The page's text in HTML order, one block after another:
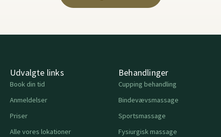
Udvalgte links
Book din tid
Anmeldelser
Priser
Alle vores lokationer
Behandlinger
Cupping behandling
Bindevævsmassage
Sportsmassage
Fysiurgisk massage